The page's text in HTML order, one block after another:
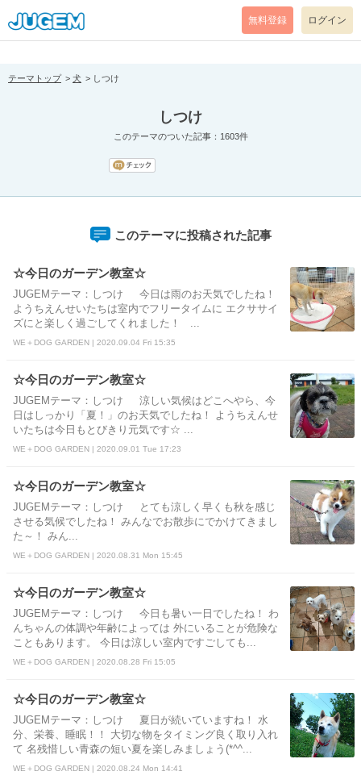
[pear_error: message="Success" code=0 mode=return level=notice
prefix="" info=""]
無料登録 ログイン
テーマトップ 犬 しつけ
しつけ
このテーマのついた記事：1603件
このテーマに投稿された記事
☆今日のガーデン教室☆
JUGEMテーマ：しつけ 今日は雨のお天気でしたね！
ようちえんせいたちは室内でフリータイムに エクササイ
ズにと楽しく過ごしてくれました！ ...
WE＋DOG GARDEN | 2020.09.04 Fri 15:35
☆今日のガーデン教室☆
JUGEMテーマ：しつけ 涼しい気候はどこへやら、今
日はしっかり「夏！」のお天気でしたね！ ようちえんせ
いたちは今日もとびきり元気です☆ ...
WE＋DOG GARDEN | 2020.09.01 Tue 17:23
☆今日のガーデン教室☆
JUGEMテーマ：しつけ とても涼しく早くも秋を感じ
させる気候でしたね！ みんなでお散歩にでかけてきまし
た～！ みん...
WE＋DOG GARDEN | 2020.08.31 Mon 15:45
☆今日のガーデン教室☆
JUGEMテーマ：しつけ 今日も暑い一日でしたね！ わ
んちゃんの体調や年齢によっては 外にいることが危険な
こともあります。 今日は涼しい室内ですごしても...
WE＋DOG GARDEN | 2020.08.28 Fri 15:05
☆今日のガーデン教室☆
JUGEMテーマ：しつけ 夏日が続いていますね！ 水
分、栄養、睡眠！！ 大切な物をタイミング良く取り入れ
て 名残惜しい青森の短い夏を楽しみましょう(*^^...
WE＋DOG GARDEN | 2020.08.24 Mon 14:41